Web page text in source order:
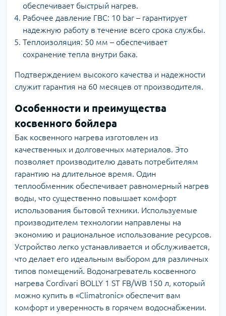
обеспечивает быстрый нагрев.
Рабочее давление ГВС: 10 bar – гарантирует
надежную работу в течение всего срока службы.
Теплоизоляция: 50 мм – обеспечивает
сохранение тепла внутри бака.
Подтверждением высокого качества и надежности
служит гарантия на 60 месяцев от производителя.
Особенности и преимущества
косвенного бойлера
Бак косвенного нагрева изготовлен из
качественных и долговечных материалов. Это
позволяет производителю давать потребителям
гарантию на длительное время. Один
теплообменник обеспечивает равномерный нагрев
воды, что существенно повышает комфорт
использования бытовой техники. Используемые
производителем технологии направлены на
экономию и рациональное использование ресурсов.
Устройство легко устанавливается и обслуживается,
что делает его идеальным выбором для различных
типов помещений. Водонагреватель косвенного
нагрева Cordivari BOLLY 1 ST FB/WB 150 л, который
можно купить в «Climatronic» обеспечит вам
комфорт и уверенность в горячем водоснабжении.